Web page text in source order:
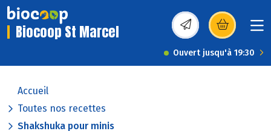
Biocoop St Marcel (s’ouvre dans une
Ouvert jusqu'à 19:30
Accueil
Toutes nos recettes
Shakshuka pour minis